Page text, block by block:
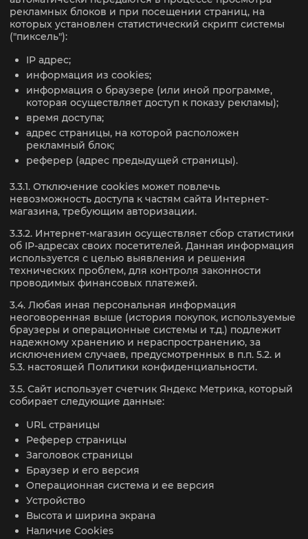
рекламных блоков и при посещении страниц, на
которых установлен статистический скрипт системы
("пиксель"):
IP адрес;
информация из cookies;
информация о браузере (или иной программе,
которая осуществляет доступ к показу рекламы);
время доступа;
адрес страницы, на которой расположен
рекламный блок;
реферер (адрес предыдущей страницы).
3.3.1. Отключение cookies может повлечь
невозможность доступа к частям сайта Интернет-
магазина, требующим авторизации.
3.3.2. Интернет-магазин осуществляет сбор статистики
об IP-адресах своих посетителей. Данная информация
используется с целью выявления и решения
технических проблем, для контроля законности
проводимых финансовых платежей.
3.4. Любая иная персональная информация
неоговоренная выше (история покупок, используемые
браузеры и операционные системы и т.д.) подлежит
надежному хранению и нераспространению, за
исключением случаев, предусмотренных в п.п. 5.2. и
5.3. настоящей Политики конфиденциальности.
3.5. Сайт использует счетчик Яндекс Метрика, который
собирает следующие данные:
URL страницы
Реферер страницы
Заголовок страницы
Браузер и его версия
Операционная система и ее версия
Устройство
Высота и ширина экрана
Наличие Cookies